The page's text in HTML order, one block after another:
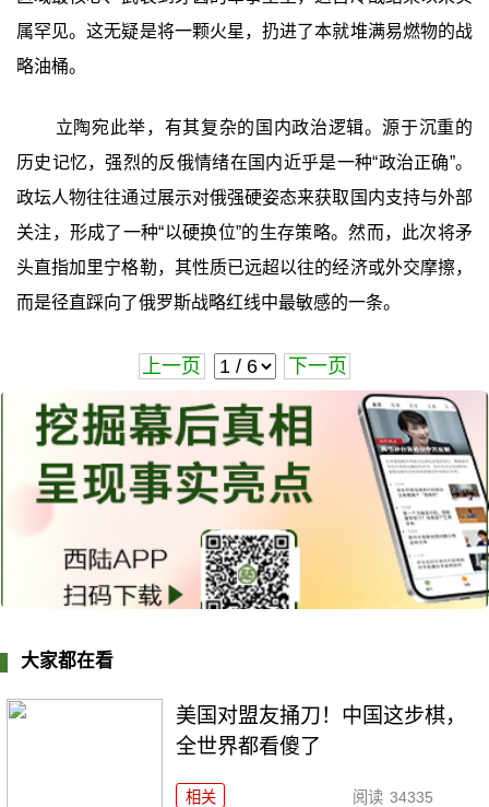
属罕见。这无疑是将一颗火星，扔进了本就堆满易燃物的战
略油桶。
立陶宛此举，有其复杂的国内政治逻辑。源于沉重的
历史记忆，强烈的反俄情绪在国内近乎是一种“政治正确”。
政坛人物往往通过展示对俄强硬姿态来获取国内支持与外部
关注，形成了一种“以硬换位”的生存策略。然而，此次将矛
头直指加里宁格勒，其性质已远超以往的经济或外交摩擦，
而是径直踩向了俄罗斯战略红线中最敏感的一条。
上一页 下一页
大家都在看
美国对盟友捅刀！中国这步棋，
全世界都看傻了
相关 阅读 34335